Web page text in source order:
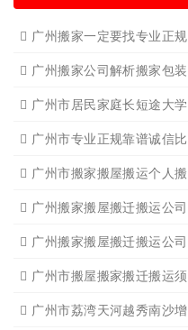
广州搬家一定要找专业正规
广州搬家公司解析搬家包装
广州市居民家庭长短途大学
广州市专业正规靠谱诚信比
广州市搬家搬屋搬运个人搬
广州搬家搬屋搬迁搬运公司
广州搬家搬屋搬迁搬运公司
广州市搬屋搬家搬迁搬运须
广州市荔湾天河越秀南沙增